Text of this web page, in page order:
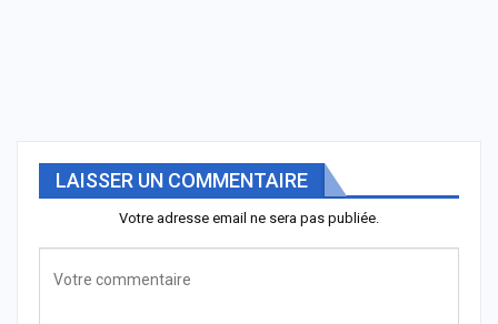
LAISSER UN COMMENTAIRE
Votre adresse email ne sera pas publiée.